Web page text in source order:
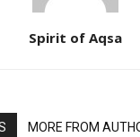
Spirit of Aqsa
MORE FROM